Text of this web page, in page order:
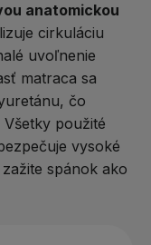
anatomickou
cirkuláciu
uvoľnenie
matraca sa
čo
použité
vysoké
spánok ako